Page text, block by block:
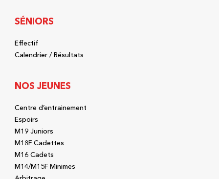
SÉNIORS
Effectif
Calendrier / Résultats
NOS JEUNES
Centre d’entrainement
Espoirs
M19 Juniors
M18F Cadettes
M16 Cadets
M14/M15F Minimes